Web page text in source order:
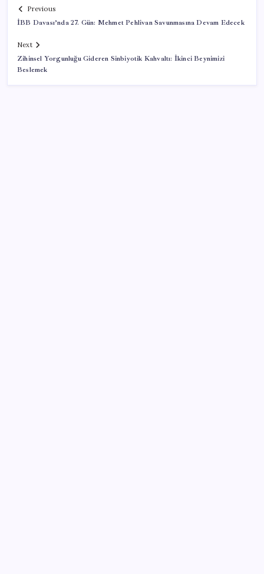
Previous
İBB Davası’nda 27. Gün: Mehmet Pehlivan Savunmasına Devam Edecek
Next
Zihinsel Yorgunluğu Gideren Sinbiyotik Kahvaltı: İkinci Beynimizi
Beslemek